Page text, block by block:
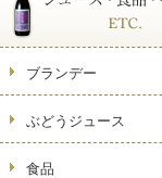
ブランデー
ぶどうジュース
食品